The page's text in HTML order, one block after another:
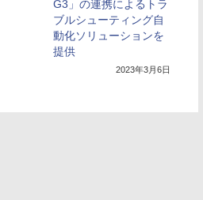
G3」の連携によるトラ
ブルシューティング自
動化ソリューションを
提供
2023年3月6日